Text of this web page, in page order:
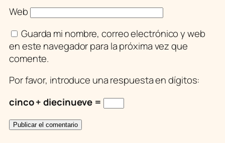
Web
Guarda mi nombre, correo electrónico y web
en este navegador para la próxima vez que
comente.
Por favor, introduce una respuesta en dígitos:
cinco + diecinueve =